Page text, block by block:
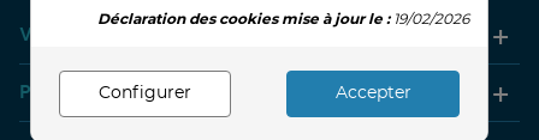
Votre compte
Produits
Déclaration des cookies mise à jour le :19/02/2026
Configurer Accepter